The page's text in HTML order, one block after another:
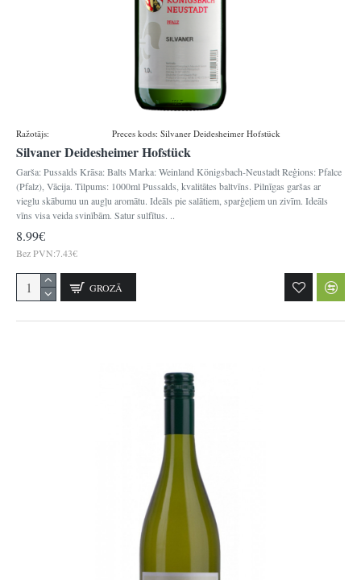
Ražotājs: Preces kods: Silvaner Deidesheimer Hofstück
Silvaner Deidesheimer Hofstück
Garša: Pussalds Krāsa: Balts Marka: Weinland Königsbach-Neustadt Reģions: Pfalce
(Pfalz), Vācija. Tilpums: 1000ml Pussalds, kvalitātes baltvīns. Pilnīgas garšas ar
vieglu skābumu un augļu aromātu. Ideāls pie salātiem, sparģeļiem un zivīm. Ideāls
vīns visa veida svinībām. Satur sulfītus. ..
8.99€
Bez PVN:7.43€
GROZĀ